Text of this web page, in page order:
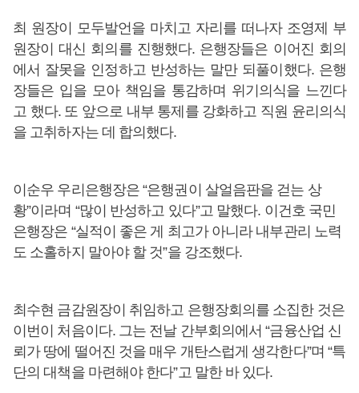
최 원장이 모두발언을 마치고 자리를 떠나자 조영제 부
원장이 대신 회의를 진행했다. 은행장들은 이어진 회의
에서 잘못을 인정하고 반성하는 말만 되풀이했다. 은행
장들은 입을 모아 책임을 통감하며 위기의식을 느낀다
고 했다. 또 앞으로 내부 통제를 강화하고 직원 윤리의식
을 고취하자는 데 합의했다.
이순우 우리은행장은 “은행권이 살얼음판을 걷는 상
황”이라며 “많이 반성하고 있다”고 말했다. 이건호 국민
은행장은 “실적이 좋은 게 최고가 아니라 내부관리 노력
도 소홀하지 말아야 할 것”을 강조했다.
최수현 금감원장이 취임하고 은행장회의를 소집한 것은
이번이 처음이다. 그는 전날 간부회의에서 “금융산업 신
뢰가 땅에 떨어진 것을 매우 개탄스럽게 생각한다”며 “특
단의 대책을 마련해야 한다”고 말한 바 있다.